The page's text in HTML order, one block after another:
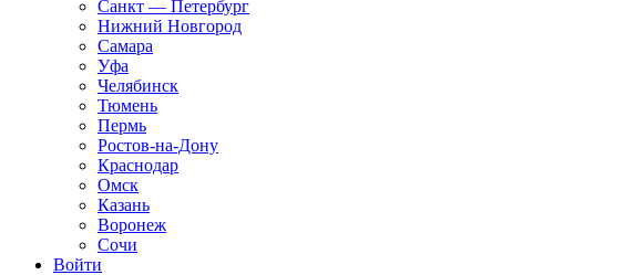
Санкт — Петербург
Нижний Новгород
Самара
Уфа
Челябинск
Тюмень
Пермь
Ростов-на-Дону
Краснодар
Омск
Казань
Воронеж
Сочи
Войти